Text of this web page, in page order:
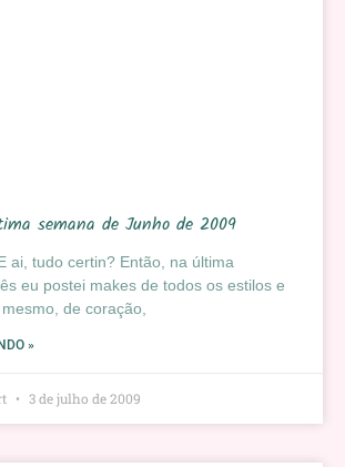
semana de Junho de 2009
ai, tudo certin? Então, na última
eu postei makes de todos os estilos e
de coração,
»
3 de julho de 2009